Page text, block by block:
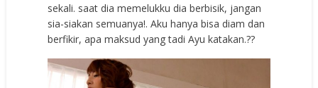
sekali. saat dia memelukku dia berbisik, jangan
sia-siakan semuanya!. Aku hanya bisa diam dan
berfikir, apa maksud yang tadi Ayu katakan.??